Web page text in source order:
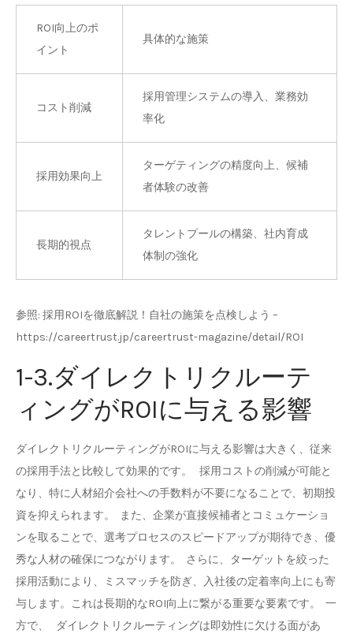
ROI向上のポ
イント
具体的な施策
コスト削減
採用管理システムの導入、業務効
率化
採用効果向上
ターゲティングの精度向上、候補
者体験の改善
長期的視点
タレントプールの構築、社内育成
体制の強化
参照: 採用ROIを徹底解説！自社の施策を点検しよう –
https://careertrust.jp/careertrust-magazine/detail/ROI
1-3.ダイレクトリクルーテ
ィングがROIに与える影響
ダイレクトリクルーティングがROIに与える影響は大きく、従来
の採用手法と比較して効果的です。 採用コストの削減が可能と
なり、特に人材紹介会社への手数料が不要になることで、初期投
資を抑えられます。 また、企業が直接候補者とコミュケーショ
ンを取ることで、選考プロセスのスピードアップが期待でき、優
秀な人材の確保につながります。 さらに、ターゲットを絞った
採用活動により、ミスマッチを防ぎ、入社後の定着率向上にも寄
与します。これは長期的なROI向上に繋がる重要な要素です。 一
方で、 ダイレクトリクルーティングは即効性に欠ける面があ